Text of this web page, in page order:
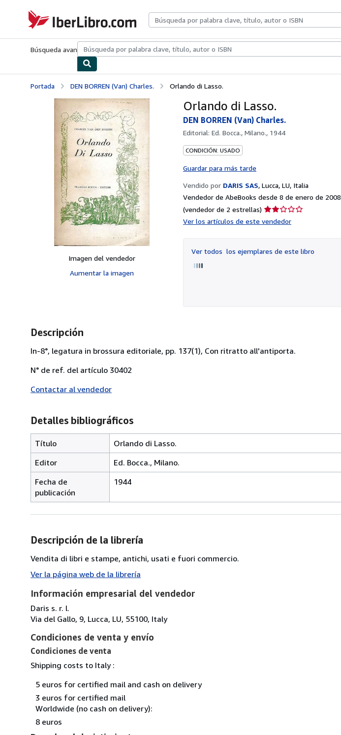
IberLibro.com
Búsqueda avanzadaColecciones Libros antiguosArte y coleccionismo
Portada DEN BORREN (Van) Charles. Orlando di Lasso.
Imagen del vendedor
Aumentar la imagen
Orlando di Lasso.
DEN BORREN (Van) Charles.
Editorial: Ed. Bocca., Milano., 1944
CONDICIÓN: USADO
Guardar para más tarde
Vendido por DARIS SAS, Lucca, LU, Italia
Vendedor de AbeBooks desde 8 de enero de 2008
(vendedor de 2 estrellas) Calificación
Ver los artículos de este vendedor
Ver todos los ejemplares de este libro
Descripción
In-8°, legatura in brossura editoriale, pp. 137(1), Con ritratto all'antiporta.
N° de ref. del artículo 30402
Contactar al vendedor
Detalles bibliográficos
Título
Orlando di Lasso.
Editor
Ed. Bocca., Milano.
Fecha de
publicación
1944
Descripción de la librería
Vendita di libri e stampe, antichi, usati e fuori commercio.
Ver la página web de la librería
Información empresarial del vendedor
Daris s. r. l.
Via del Gallo, 9, Lucca, LU, 55100, Italy
Condiciones de venta y envío
Condiciones de venta
Shipping costs to Italy :
5 euros for certified mail and cash on delivery
3 euros for certified mail
Worldwide (no cash on delivery):
8 euros